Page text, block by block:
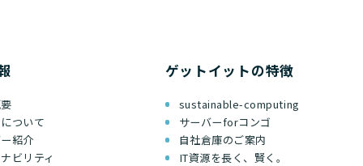
ついて
紹介
ビリティ
ゲットイットの特徴
sustainable-computing
サーバーforコンゴ
自社倉庫のご案内
IT資源を長く、賢く。